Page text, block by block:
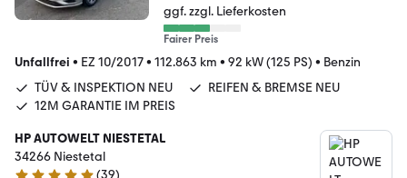
ggf. zzgl. Lieferkosten
Fairer Preis
Unfallfrei • EZ 10/2017• 112.863 km • 92 kW (125 PS) • Benzin
TÜV & INSPEKTION NEU
REIFEN & BREMSE NEU
12M GARANTIE IM PREIS
HP AUTOWELT NIESTETAL
34266 Niestetal